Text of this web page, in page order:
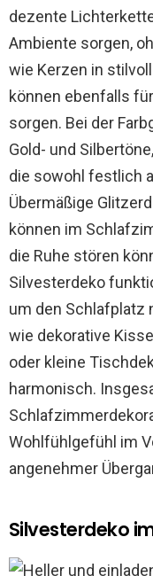
dezente
Ambiente sorgen,
wie Kerzen in
können ebenfalls
sorgen. Bei der
Gold- und
die sowohl festlich
Übermäßige
können im
die Ruhe stören
Silvesterdeko
um den Schlafplatz
wie dekorative
oder kleine
harmonisch.
Wohlfühlgefühl im
angenehmer
Silvesterdeko